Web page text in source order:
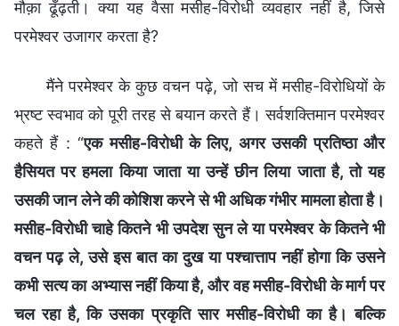
मौक़ा ढूँढ़ती। क्या यह वैसा मसीह-विरोधी व्यवहार नहीं है, जिसे
परमेश्वर उजागर करता है?
मैंने परमेश्वर के कुछ वचन पढ़े, जो सच में मसीह-विरोधियों के
भ्रष्ट स्वभाव को पूरी तरह से बयान करते हैं। सर्वशक्तिमान परमेश्वर
कहते हैं : “एक मसीह-विरोधी के लिए, अगर उसकी प्रतिष्ठा और
हैसियत पर हमला किया जाता या उन्हें छीन लिया जाता है, तो यह
उसकी जान लेने की कोशिश करने से भी अधिक गंभीर मामला होता है।
मसीह-विरोधी चाहे कितने भी उपदेश सुन ले या परमेश्वर के कितने भी
वचन पढ़ ले, उसे इस बात का दुख या पश्चात्ताप नहीं होगा कि उसने
कभी सत्य का अभ्यास नहीं किया है, और वह मसीह-विरोधी के मार्ग पर
चल रहा है, कि उसका प्रकृति सार मसीह-विरोधी का है। बल्कि